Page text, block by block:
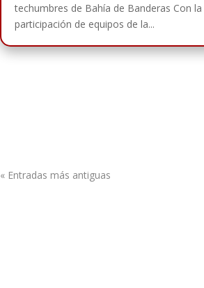
techumbres de Bahía de Banderas Con la
participación de equipos de la...
« Entradas más antiguas